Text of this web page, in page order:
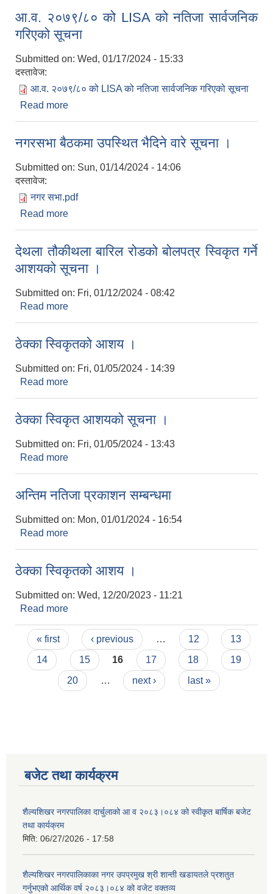
आ.व. २०७९/८० को LISA को नतिजा सार्वजनिक
गरिएको सूचना
Submitted on: Wed, 01/17/2024 - 15:33
दस्तावेज:
आ.व. २०७९/८० को LISA को नतिजा सार्वजनिक गरिएको सूचना
Read more
नगरसभा बैठकमा उपस्थित भैदिने वारे सूचना ।
Submitted on: Sun, 01/14/2024 - 14:06
दस्तावेज:
नगर सभा.pdf
Read more
देथला तौकीथला बारिल रोडको बोलपत्र स्विकृत गर्ने
आशयको सूचना ।
Submitted on: Fri, 01/12/2024 - 08:42
Read more
ठेक्का स्विकृतको आशय ।
Submitted on: Fri, 01/05/2024 - 14:39
Read more
ठेक्का स्विकृत आशयको सूचना ।
Submitted on: Fri, 01/05/2024 - 13:43
Read more
अन्तिम नतिजा प्रकाशन सम्बन्धमा
Submitted on: Mon, 01/01/2024 - 16:54
Read more
ठेक्का स्विकृतको आशय ।
Submitted on: Wed, 12/20/2023 - 11:21
Read more
Pages
« first ‹ previous … 12
13
14
15 16 17 18
19
20
… next › last »
बजेट तथा कार्यक्रम
शैल्यशिखर नगरपालिका दार्चुलाको आ व २०८३।०८४ को स्वीकृत बार्षिक बजेट
तथा कार्यक्रम
मिति: 06/27/2026 - 17:58
शैल्यशिखर नगरपालिकाका नगर उपप्रमुख श्री शान्ती खडायतले प्रशतुत
गर्नुभएको आर्थिक वर्ष २०८३।०८४ को वजेट वक्तव्य